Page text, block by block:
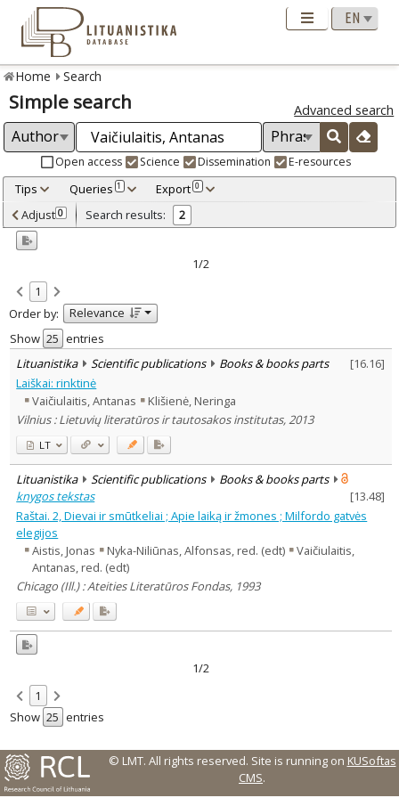
Home Search
Simple search Advanced search
Open access Science Dissemination E-resources
Tips Queries 1 Export 0
Adjusted by criteria 0
Year
Refine
Open access
Scientific publications 2
Document Type:
Books & books parts 2
Subject area
Literary Studies
Text language
Country of publication
Historical periods
Lithuanian place names
Subject
Journal
Adjust 0 Search results: 2
1/2
1
Order by:
Relevance
Show
entries
Lituanistika
Scientific publications Books & books parts [16.16]
Laiškai: rinktinė
Vaičiulaitis, Antanas
Klišienė, Neringa
Vilnius : Lietuvių literatūros ir tautosakos institutas, 2013
LT
Lituanistika Scientific publications
Books & books parts
knygos tekstas
[13.48]
Raštai. 2, Dievai ir smūtkeliai ; Apie laiką ir žmones ; Milfordo gatvės
elegijos
Aistis, Jonas
Nyka-Niliūnas, Alfonsas, red. (edt)
Vaičiulaitis,
Antanas, red. (edt)
Chicago (Ill.) : Ateities Literatūros Fondas, 1993
1/2
1
Show
entries
© LMT. All rights reserved. Site is running on KUSoftas
CMS.